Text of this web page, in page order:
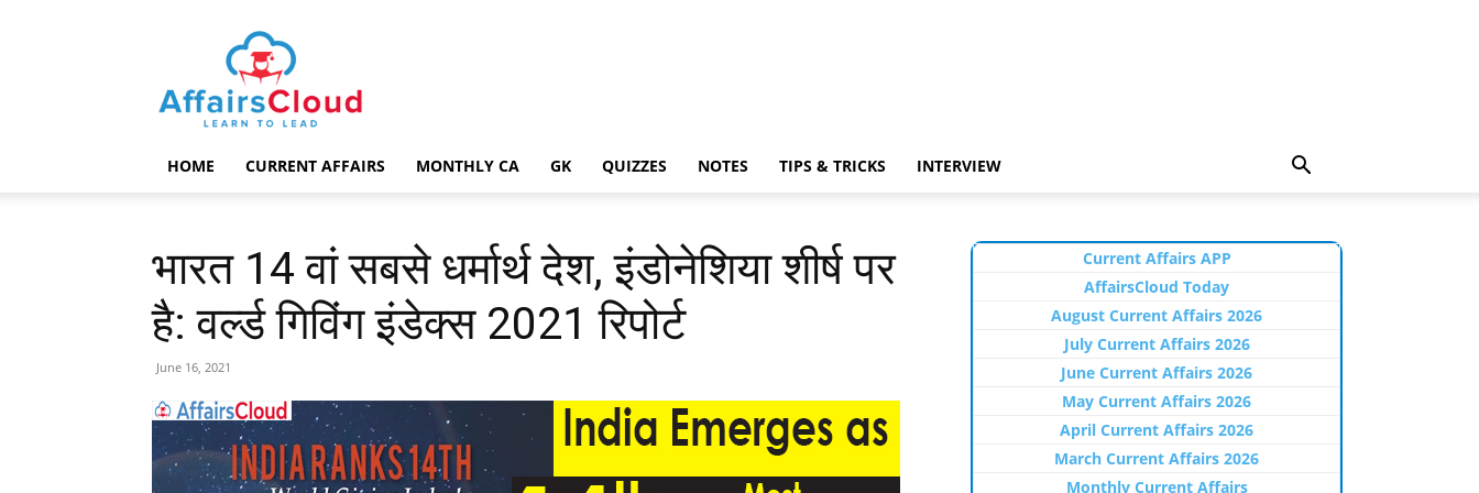
AffairsCloud.com
HOME CURRENT AFFAIRS MONTHLY CA GK QUIZZES NOTES TIPS & TRICKS INTERVIEW
भारत 14 वां सबसे धर्मार्थ देश, इंडोनेशिया शीर्ष पर
है: वर्ल्ड गिविंग इंडेक्स 2021 रिपोर्ट
June 16, 2021
Current Affairs APP
AffairsCloud Today
August Current Affairs 2026
July Current Affairs 2026
June Current Affairs 2026
May Current Affairs 2026
April Current Affairs 2026
March Current Affairs 2026
Monthly Current Affairs